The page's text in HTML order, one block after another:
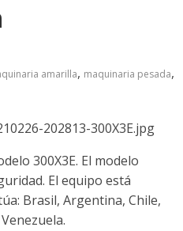
amarilla, maquinaria pesada,
300X3E. El modelo
El equipo está
Brasil, Argentina, Chile,